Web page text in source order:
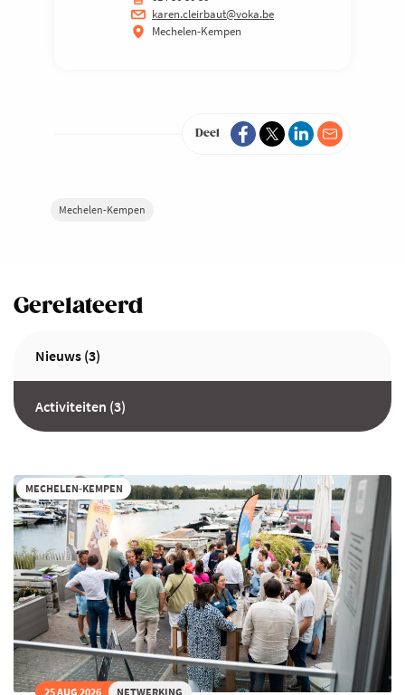
karen.cleirbaut@voka.be
Mechelen-Kempen
Deel
Mechelen-Kempen
Gerelateerd
Nieuws (3)
Activiteiten (3)
MECHELEN-KEMPEN
25 AUG 2026 NETWERKING